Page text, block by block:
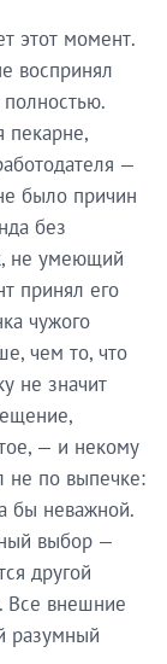
этот момент.
воспринял
пекарне,
—
было причин
без
не умеющий
принял его
чужого
чем то, что
не значит
— и некому
не по выпечке:
бы неважной.
выбор —
другой
Все внешние
разумный